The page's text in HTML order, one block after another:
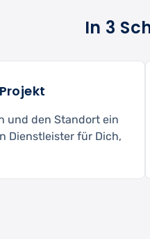
In 3
und den Standort ein
Dienstleister für Dich,